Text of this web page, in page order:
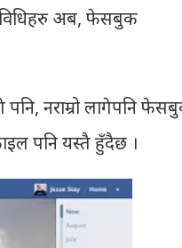
अब, फेसबुक
पनि, नराम्रो लागेपनि
पनि यस्तै हुँदैछ ।